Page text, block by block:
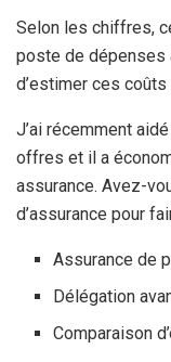
Selon les chiffres,
poste de
d’estimer ces
J’ai récemment
offres et il a
assurance. Avez-
d’assurance pour
Assurance de
Délégation
Comparaison